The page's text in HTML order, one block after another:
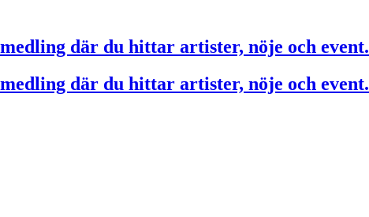
där du hittar artister, nöje och event.
där du hittar artister, nöje och event.